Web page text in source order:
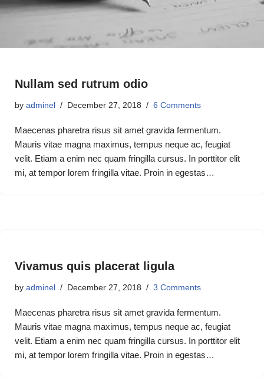
Nullam sed rutrum odio
by adminel December 27, 2018 6 Comments
Maecenas pharetra risus sit amet gravida fermentum.
Mauris vitae magna maximus, tempus neque ac, feugiat
velit. Etiam a enim nec quam fringilla cursus. In porttitor elit
mi, at tempor lorem fringilla vitae. Proin in egestas…
Vivamus quis placerat ligula
by adminel December 27, 2018 3 Comments
Maecenas pharetra risus sit amet gravida fermentum.
Mauris vitae magna maximus, tempus neque ac, feugiat
velit. Etiam a enim nec quam fringilla cursus. In porttitor elit
mi, at tempor lorem fringilla vitae. Proin in egestas…